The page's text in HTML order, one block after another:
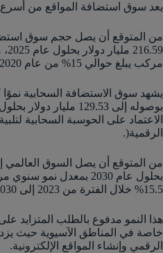
يعد سوق استضافة المواقع من أسرع
من المتوقع أن يصل حجم سوق
مركب يبلغ حوالي 15% من عام 2020 إلى 2025.
يشهد سوق الاستضافة السحابية نموًا
الاعتماد على الحوسبة السحابية
الرقمية​(.
15.5% خلال الفترة من 2023 إلى 2030.
هذا النمو مدفوع بالطلب المتزايد
خاصة في المناطق الآسيوية حيث
الرقمي وإنشاء المواقع الإلكترونية​.